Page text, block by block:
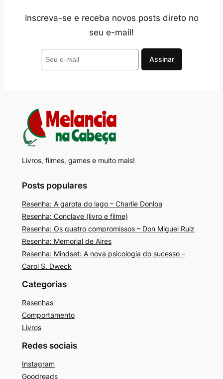
Inscreva-se e receba novos posts direto no
seu e-mail!
Livros, filmes, games e muito mais!
Posts populares
Resenha: A garota do lago – Charlie Donloa
Resenha: Conclave (livro e filme)
Resenha: Os quatro compromissos – Don Miguel Ruiz
Resenha: Memorial de Aires
Resenha: Mindset: A nova psicologia do sucesso –
Carol S. Dweck
Categorias
Resenhas
Comportamento
Livros
Redes sociais
Instagram
Goodreads